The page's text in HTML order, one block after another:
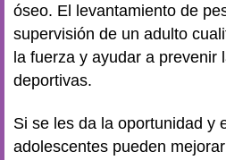
óseo. El levantamiento de
supervisión de un adulto
la fuerza y ayudar a prevenir
deportivas.
Si se les da la oportunidad y
adolescentes pueden